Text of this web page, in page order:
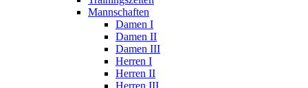
Mannschaften
Damen I
Damen II
Damen III
Herren I
Herren II
Herren III